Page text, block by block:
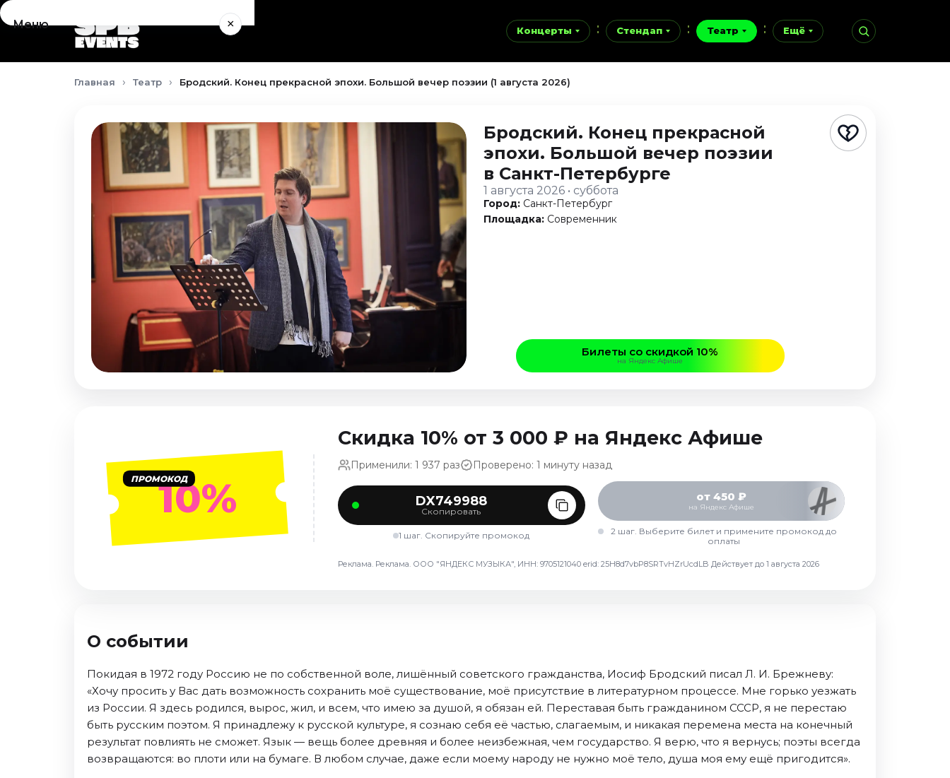
Концерты Стендап Театр Ещё
Меню ×
Концерты
Август 2026
Сентябрь 2026
Декабрь 2026
Главная Театр Бродский. Конец прекрасной эпохи. Большой вечер поэзии (1 августа 2026)
Бродский. Конец прекрасной
эпохи. Большой вечер поэзии
в Санкт-Петербурге
1 августа 2026 • суббота
Город: Санкт-Петербург
Площадка: Современник
Билеты со скидкой 10%
на Яндекс Афише
ПРОМОКОД10%
Скидка 10% от 3 000 ₽ на Яндекс Афише
Применили: 1 937 раз Проверено: 1 минуту назад
DX749988
Скопировать
1 шаг. Скопируйте промокод
от 450 ₽
на Яндекс Афише
2 шаг. Выберите билет и примените промокод до
оплаты
Реклама. Реклама. ООО "ЯНДЕКС МУЗЫКА", ИНН: 9705121040 erid: 25H8d7vbP8SRTvHZrUcdLB Действует до 1 августа 2026
О событии
Покидая в 1972 году Россию не по собственной воле, лишённый советского гражданства, Иосиф Бродский писал Л. И. Брежневу:
«Хочу просить у Вас дать возможность сохранить моё существование, моё присутствие в литературном процессе. Мне горько уезжать
из России. Я здесь родился, вырос, жил, и всем, что имею за душой, я обязан ей. Переставая быть гражданином СССР, я не перестаю
быть русским поэтом. Я принадлежу к русской культуре, я сознаю себя её частью, слагаемым, и никакая перемена места на конечный
результат повлиять не сможет. Язык — вещь более древняя и более неизбежная, чем государство. Я верю, что я вернусь; поэты всегда
возвращаются: во плоти или на бумаге. В любом случае, даже если моему народу не нужно моё тело, душа моя ему ещё пригодится».